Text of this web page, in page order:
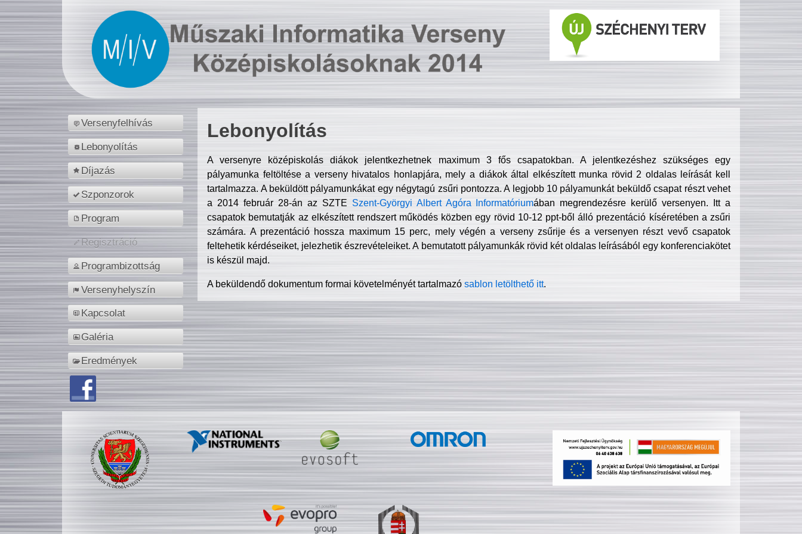
Versenyfelhívás
Lebonyolítás
Díjazás
Szponzorok
Program
Regisztráció
Programbizottság
Versenyhelyszín
Kapcsolat
Galéria
Eredmények
Lebonyolítás
A versenyre középiskolás diákok jelentkezhetnek maximum 3 fős csapatokban. A jelentkezéshez szükséges egy
pályamunka feltöltése a verseny hivatalos honlapjára, mely a diákok által elkészített munka rövid 2 oldalas leírását kell
tartalmazza. A beküldött pályamunkákat egy négytagú zsűri pontozza. A legjobb 10 pályamunkát beküldő csapat részt vehet
a 2014 február 28-án az SZTE Szent-Györgyi Albert Agóra Informatóriumában megrendezésre kerülő versenyen. Itt a
csapatok bemutatják az elkészített rendszert működés közben egy rövid 10-12 ppt-ből álló prezentáció kíséretében a zsűri
számára. A prezentáció hossza maximum 15 perc, mely végén a verseny zsűrije és a versenyen részt vevő csapatok
feltehetik kérdéseiket, jelezhetik észrevételeiket. A bemutatott pályamunkák rövid két oldalas leírásából egy konferenciakötet
is készül majd.
A beküldendő dokumentum formai követelményét tartalmazósablon letölthető itt.